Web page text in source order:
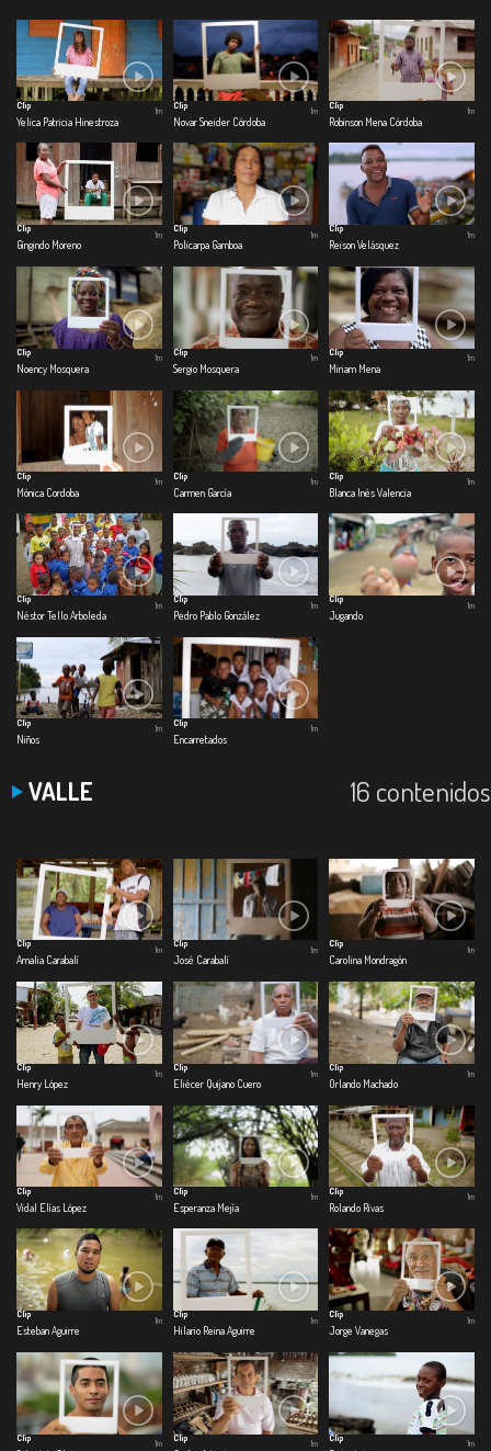
Clip
Yelica Patricia Hinestroza
1m
Clip
Novar Sneider Córdoba
1m
Clip
Robinson Mena Córdoba
1m
Clip
Gingindo Moreno
1m
Clip
Policarpa Gamboa
1m
Clip
Reison Velásquez
1m
Clip
Noency Mosquera
1m
Clip
Sergio Mosquera
1m
Clip
Miriam Mena
1m
Clip
Mónica Cordoba
1m
Clip
Carmen García
1m
Clip
Blanca Inés Valencia
1m
Clip
Néstor Tello Arboleda
1m
Clip
Pedro Pablo González
1m
Clip
Jugando
1m
Clip
Niños
1m
Clip
Encarretados
1m
VALLE 16 contenidos
Clip
Amalia Carabalí
1m
Clip
José Carabalí
1m
Clip
Carolina Mondragón
1m
Clip
Henry López
1m
Clip
Eliécer Quijano Cuero
1m
Clip
Orlando Machado
1m
Clip
Vidal Elías López
1m
Clip
Esperanza Mejía
1m
Clip
Rolando Rivas
1m
Clip
Esteban Aguirre
1m
Clip
Hilario Reina Aguirre
1m
Clip
Jorge Vanegas
1m
Clip
1m
Clip
1m
Clip
1m